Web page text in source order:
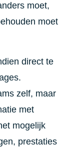
moet,
moet
direct te
zelf, maar
met
mogelijk
prestaties